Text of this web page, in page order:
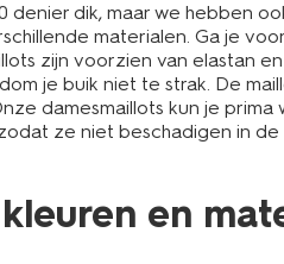
dik, maar we hebben
materialen. Ga je
zijn voorzien van elastan
je buik niet te strak. De
damesmaillots kun je prima
ze niet beschadigen in
en